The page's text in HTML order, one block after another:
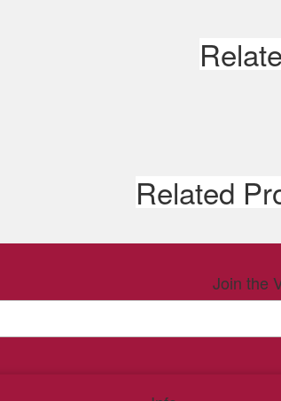
Related
Join the